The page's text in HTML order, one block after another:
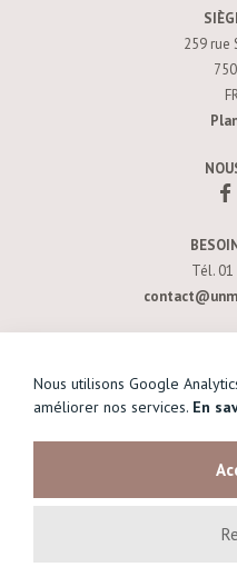
259 rue
Tél. 01
S’INSCRIRE À
Design &
Nous utilisons Google
améliorer nos services. En